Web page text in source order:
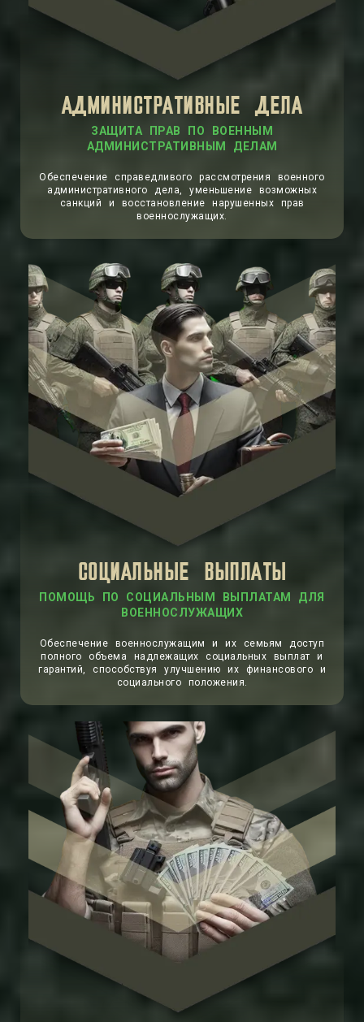
АДМИНИСТРАТИВНЫЕ ДЕЛА
ЗАЩИТА ПРАВ ПО ВОЕННЫМ
АДМИНИСТРАТИВНЫМ ДЕЛАМ
Обеспечение справедливого рассмотрения военного
административного дела, уменьшение возможных
санкций и восстановление нарушенных прав
военнослужащих.
СОЦИАЛЬНЫЕ ВЫПЛАТЫ
ПОМОЩЬ ПО СОЦИАЛЬНЫМ ВЫПЛАТАМ ДЛЯ
ВОЕННОСЛУЖАЩИХ
Обеспечение военнослужащим и их семьям доступ
полного объема надлежащих социальных выплат и
гарантий, способствуя улучшению их финансового и
социального положения.